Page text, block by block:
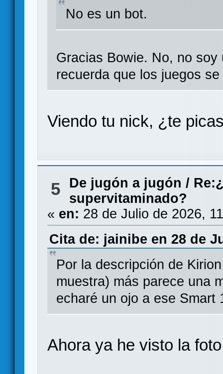
No es un bot.
Gracias Bowie. No, no
recuerda que los juegos
Viendo tu nick, ¿te
5 De jugón a jugón /
supervitaminado?
« en: 28 de Julio de 2026,
Cita de: jainibe en 28 de
Por la descripción de
muestra) más parece una
echaré un ojo a ese Smart
Ahora ya he visto la